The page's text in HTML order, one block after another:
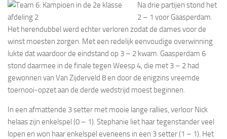
Na drie partijen stond het
2 – 1 voor Gaasperdam.
Het herendubbel werd echter verloren zodat de dames voor de
winst moesten zorgen. Met een redelijk eenvoudige overwinning
lukte dat waardoor de eindstand op 3 – 2 kwam. Gaasperdam 6
stond daarmee in de finale tegen Weesp 4, die met 3 – 2 had
gewonnen van Van Zijderveld 8 en door de enigzins vreemde
toernooi-opzet aan de derde wedstrijd moest beginnen.
In een afmattende 3 setter met mooie lange rallies, verloor Nick
helaas zijn enkelspel (0 – 1). Stephanie liet haar tegenstander veel
lopen en won haar enkelspel eveneens in een 3 setter (1 – 1). Het